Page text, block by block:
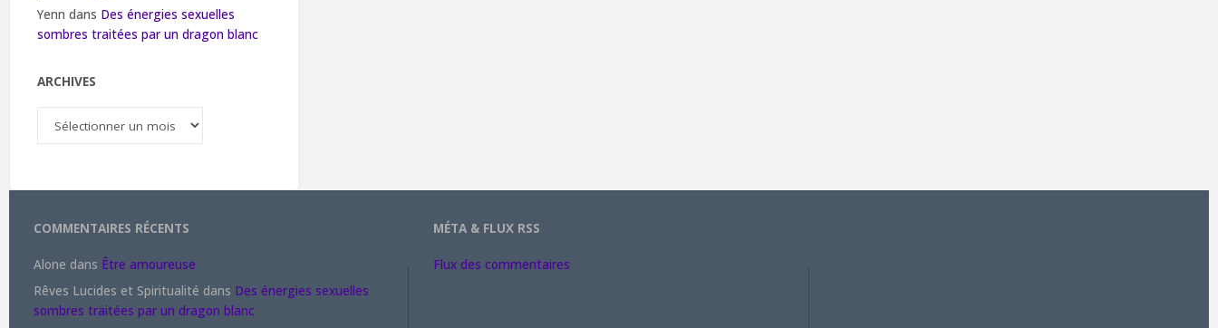
Yenn dans Des énergies sexuelles
sombres traitées par un dragon blanc
ARCHIVES
COMMENTAIRES RÉCENTS
Alone dans Être amoureuse
Rêves Lucides et Spiritualité dans Des énergies sexuelles
sombres traitées par un dragon blanc
MÉTA & FLUX RSS
Flux des commentaires